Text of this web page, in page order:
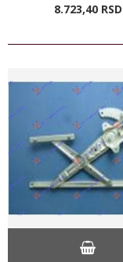
8.723,40 RSD